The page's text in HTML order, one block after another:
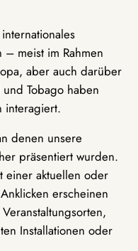
meist im Rahmen
aber auch darüber
Tobago haben
interagiert.
denen unsere
präsentiert wurden.
einer aktuellen oder
erscheinen
Installationen oder